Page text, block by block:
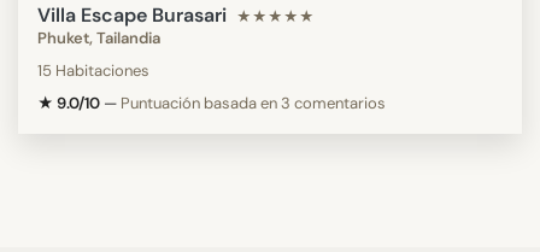
Villa Escape Burasari ★★★★★
Phuket, Tailandia
15 Habitaciones
★ 9.0/10 — Puntuación basada en 3 comentarios